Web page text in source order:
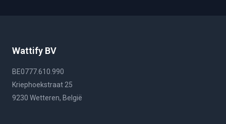
Wattify BV
BE0777.610.990
Kriephoekstraat 25
9230 Wetteren, België